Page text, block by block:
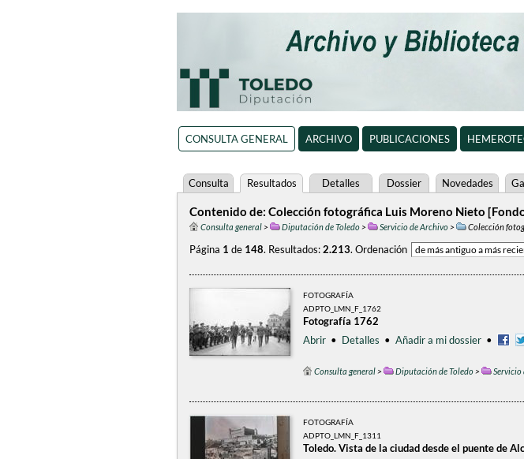
CONSULTA GENERAL ARCHIVO PUBLICACIONES
Consulta Resultados Detalles Dossier Novedades
Contenido de: Colección fotográfica Luis Moreno Nieto
Consulta general> Diputación de Toledo> Servicio de Archivo> Colección
Página 1 de 148. Resultados:2.213. Ordenación
FOTOGRAFÍA
ADPTO_LMN_F_1762
Fotografía 1762
Abrir • Detalles • Añadir a mi dossier •
Consulta general> Diputación de Toledo> Servicio
FOTOGRAFÍA
ADPTO_LMN_F_1311
Toledo. Vista de la ciudad desde el puente de